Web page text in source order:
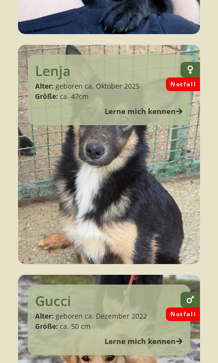
Lenja
Alter: geboren ca. Oktober 2025
Größe: ca. 47cm
Lerne mich kennen
Notfall
Gucci
Alter: geboren ca. Dezember 2022
Größe: ca. 50 cm
Lerne mich kennen
Notfall